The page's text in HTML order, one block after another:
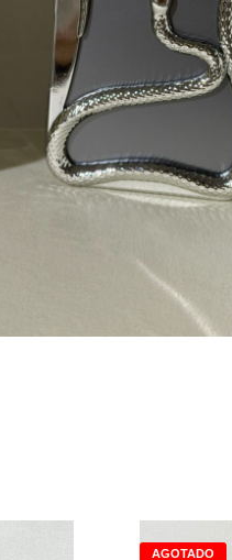
AGOTADO